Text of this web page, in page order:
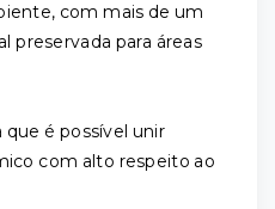
com mais de um
preservada para áreas
que é possível unir
com alto respeito ao